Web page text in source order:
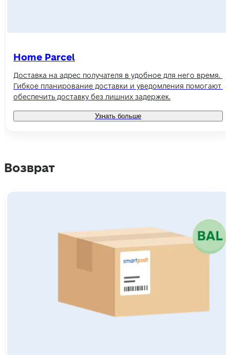
Home Parcel
Доставка на адрес получателя в удобное для него время.
Гибкое планирование доставки и уведомления помогают
обеспечить доставку без лишних задержек.
Узнать больше
Возврат